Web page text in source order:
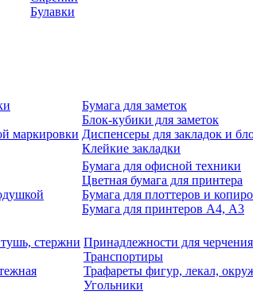
Булавки
маркировки
Бумага для заметок
Блок-кубики для заметок
Диспенсеры для закладок и
Клейкие закладки
Бумага для офисной техники
Цветная бумага для принтера
Бумага для плоттеров и
Бумага для принтеров А4, А3
стержни Принадлежности для черчения
Транспортиры
Трафареты фигур, лекал,
Угольники